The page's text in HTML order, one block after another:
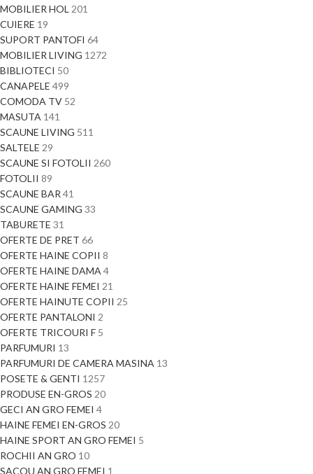
MOBILIER HOL 201
CUIERE 19
SUPORT PANTOFI 64
MOBILIER LIVING 1272
BIBLIOTECI 50
CANAPELE 499
COMODA TV 52
MASUTA 141
SCAUNE LIVING 511
SALTELE 29
SCAUNE SI FOTOLII 260
FOTOLII 89
SCAUNE BAR 41
SCAUNE GAMING 33
TABURETE 31
OFERTE DE PRET 66
OFERTE HAINE COPII 8
OFERTE HAINE DAMA 4
OFERTE HAINE FEMEI 21
OFERTE HAINUTE COPII 25
OFERTE PANTALONI 2
OFERTE TRICOURI F 5
PARFUMURI 13
PARFUMURI DE CAMERA MASINA 13
POSETE & GENTI 1257
PRODUSE EN-GROS 20
GECI AN GRO FEMEI 4
HAINE FEMEI EN-GROS 20
HAINE SPORT AN GRO FEMEI 5
ROCHII AN GRO 10
SACOU AN GRO FEMEI 1